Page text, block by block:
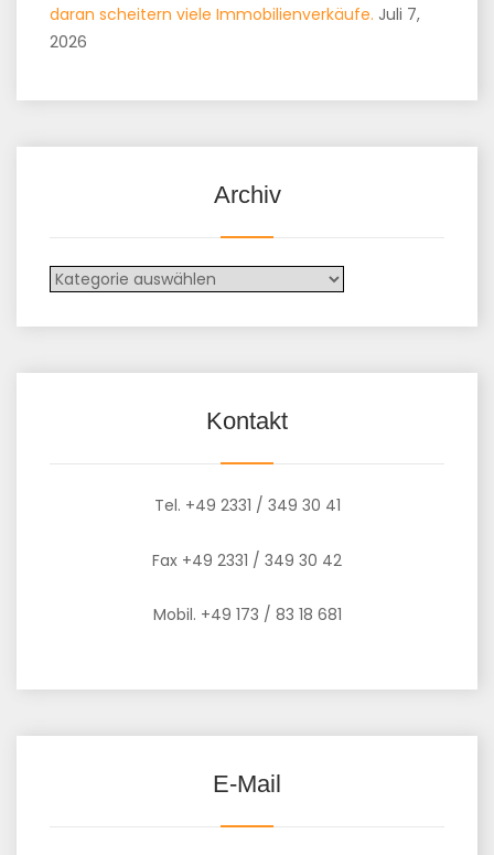
daran scheitern viele Immobilienverkäufe. Juli 7,
2026
Archiv
Kontakt
Tel. +49 2331 / 349 30 41
Fax +49 2331 / 349 30 42
Mobil. +49 173 / 83 18 681
E-Mail